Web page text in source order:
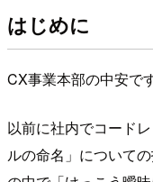
はじめに
CX事業本部の中安で
以前に社内でコード
ルの命名」について